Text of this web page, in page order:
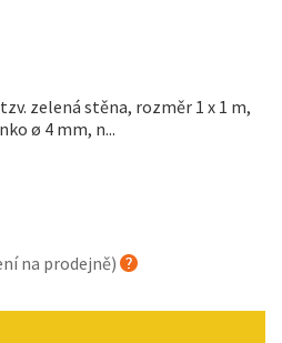
zelená stěna, rozměr 1 x 1 m,
ø 4 mm, n...
na prodejně)